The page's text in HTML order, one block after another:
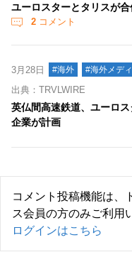
ユーロスターとタリスが
2 コメント
3月28日 #海外 #海外メデ
出典：TRVLWIRE
英仏間高速鉄道、ユーロ
企業が計画
コメント投稿機能は、
ス会員の方のみご利用
ログインはこちら